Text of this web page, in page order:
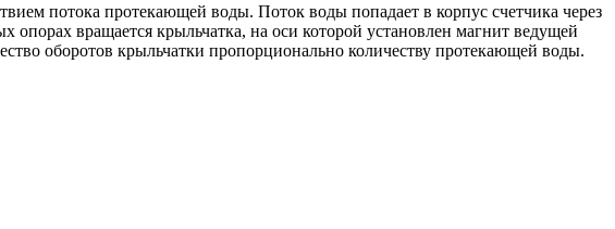
потока протекающей воды. Поток воды попадает в корпус счетчика через
опорах вращается крыльчатка, на оси которой установлен магнит ведущей
оборотов крыльчатки пропорционально количеству протекающей воды.